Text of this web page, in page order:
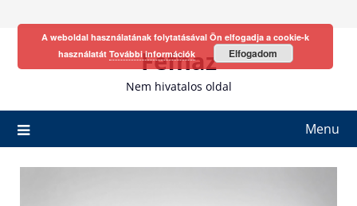
Fefhaz
Nem hivatalos oldal
Menu
A weboldal használatának folytatásával Ön elfogadja a cookie-k
használatát További információk Elfogadom